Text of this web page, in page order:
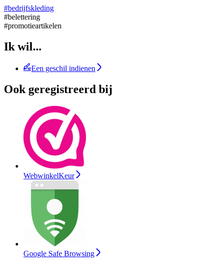
#bedrijfskleding
#belettering
#promotieartikelen
Ik wil...
Een geschil indienen
Ook geregistreerd bij
WebwinkelKeur
Google Safe Browsing